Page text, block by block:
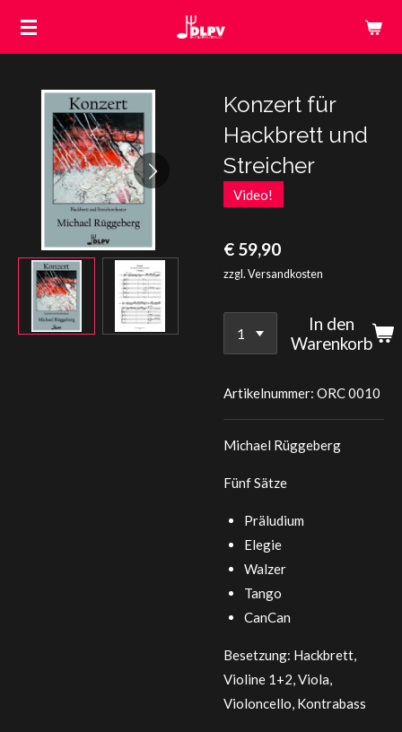
Zum
Konzert für
Hackbrett und
Streicher
Video!
€ 59,90
zzgl. Versandkosten
In den
Warenkorb
Artikelnummer: ORC 0010
Michael Rüggeberg
Fünf Sätze
Präludium
Elegie
Walzer
Tango
CanCan
Besetzung: Hackbrett,
Violine 1+2, Viola,
Violoncello, Kontrabass